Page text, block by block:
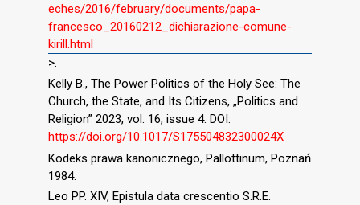
eches/2016/february/documents/papa-
francesco_20160212_dichiarazione-comune-
kirill.html
>.
Kelly B., The Power Politics of the Holy See: The
Church, the State, and Its Citizens, „Politics and
Religion” 2023, vol. 16, issue 4. DOI:
https://doi.org/10.1017/S175504832300024X
Kodeks prawa kanonicznego, Pallottinum, Poznań
1984.
Leo PP. XIV, Epistula data crescentio S.R.E.